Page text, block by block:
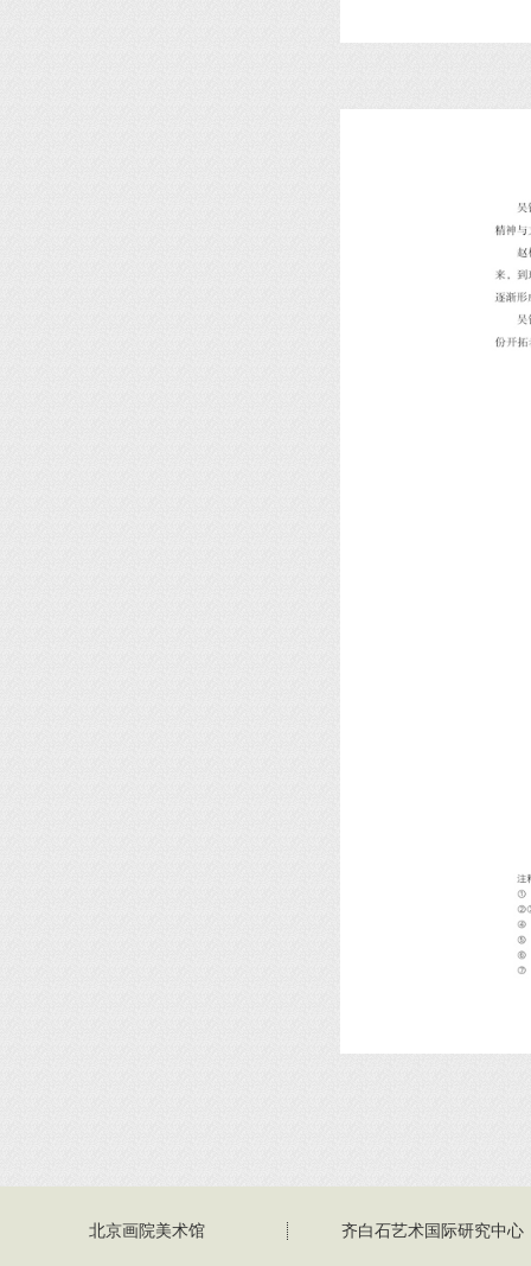
北京画院美术馆 齐白石艺术国际研究中心